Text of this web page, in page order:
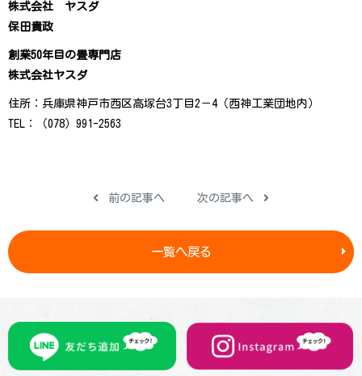
株式会社 ヤスダ
保田貴政
創業50年目の畳専門店
株式会社ヤスダ
住所：兵庫県神戸市西区高塚台3丁目2－4（西神工業団地内）
TEL：（078）991-2563
前の記事へ 次の記事へ
一覧へ戻る